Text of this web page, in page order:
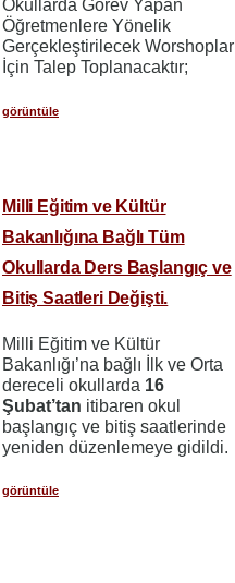
Okullarda Görev Yapan
Öğretmenlere Yönelik
Gerçekleştirilecek Worshoplar
İçin Talep Toplanacaktır;
görüntüle
Milli Eğitim ve Kültür
Bakanlığına Bağlı Tüm
Okullarda Ders Başlangıç ve
Bitiş Saatleri Değişti.
Milli Eğitim ve Kültür
Bakanlığı’na bağlı İlk ve Orta
dereceli okullarda 16
Şubat’tan itibaren okul
başlangıç ve bitiş saatlerinde
yeniden düzenlemeye gidildi.
görüntüle